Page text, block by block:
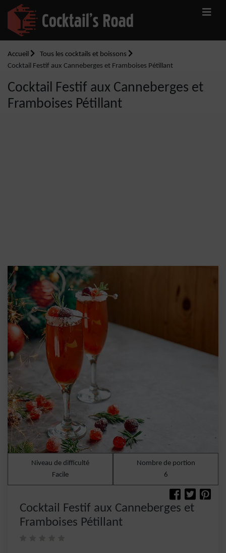
Accueil
Tous les cocktails et boissons
Cocktail Festif aux Canneberges et Framboises Pétillant
Cocktail Festif aux Canneberges et
Framboises Pétillant
Niveau de difficulté
Facile
Nombre de portion
6
Cocktail Festif aux Canneberges et
Framboises Pétillant